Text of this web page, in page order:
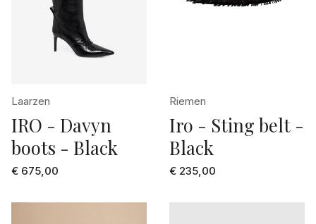
Laarzen
IRO - Davyn
boots - Black
€ 675,00
Riemen
Iro - Sting belt -
Black
€ 235,00